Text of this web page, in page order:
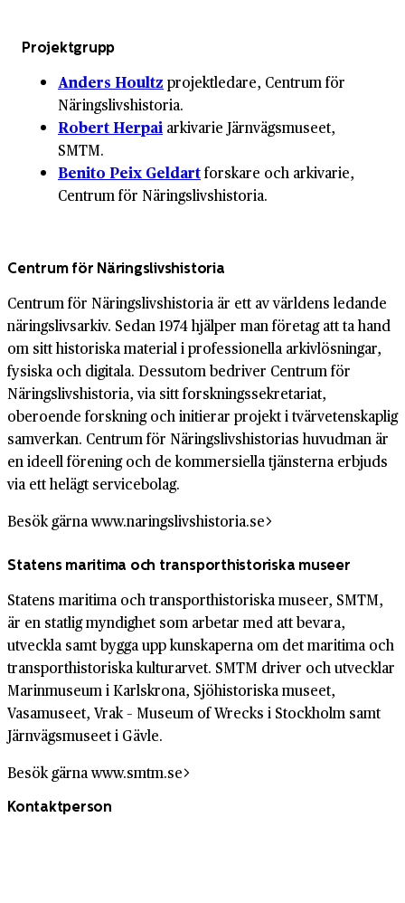
Projektgrupp
Anders Houltz projektledare, Centrum för
Näringslivshistoria.
Robert Herpai arkivarie Järnvägsmuseet,
SMTM.
Benito Peix Geldartforskare och arkivarie,
Centrum för Näringslivshistoria.
Centrum för Näringslivs­historia
Centrum för Näringslivshistoria är ett av världens ledande
näringslivsarkiv. Sedan 1974 hjälper man företag att ta hand
om sitt historiska material i professionella arkivlösningar,
fysiska och digitala. Dessutom bedriver Centrum för
Näringslivshistoria, via sitt forskningssekretariat,
oberoende forskning och initierar projekt i tvärvetenskaplig
samverkan. Centrum för Näringslivshistorias huvudman är
en ideell förening och de kommersiella tjänsterna erbjuds
via ett helägt servicebolag.
Besök gärna www.naringslivshistoria.se
Statens maritima och transport­historiska museer
Statens maritima och transport­historiska museer, SMTM,
är en statlig myndighet som arbetar med att bevara,
utveckla samt bygga upp kunskaperna om det maritima och
transport­historiska kultur­arvet. SMTM driver och utvecklar
Marinmuseum i Karlskrona, Sjöhistoriska museet,
Vasamuseet, Vrak – Museum of Wrecks i Stockholm samt
Järnvägs­museet i Gävle.
Besök gärna www.smtm.se
Kontaktperson